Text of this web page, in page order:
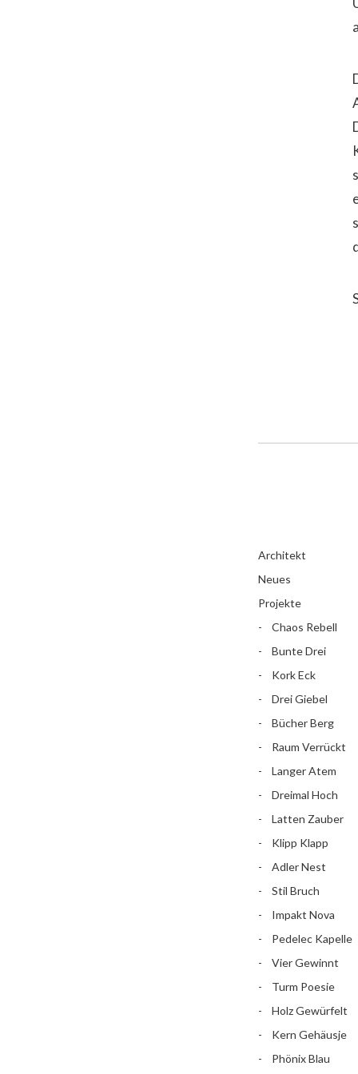
Architekt
Neues
Projekte
Chaos Rebell
Bunte Drei
Kork Eck
Drei Giebel
Bücher Berg
Raum Verrückt
Langer Atem
Dreimal Hoch
Latten Zauber
Klipp Klapp
Adler Nest
Stil Bruch
Impakt Nova
Pedelec Kapelle
Vier Gewinnt
Turm Poesie
Holz Gewürfelt
Kern Gehäusje
Phönix Blau